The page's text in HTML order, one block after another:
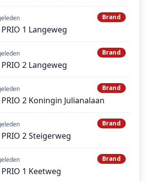
Brand
1 Langeweg
Brand
2 Langeweg
Brand
2 Koningin Julianalaan
Brand
2 Steigerweg
Brand
1 Keetweg